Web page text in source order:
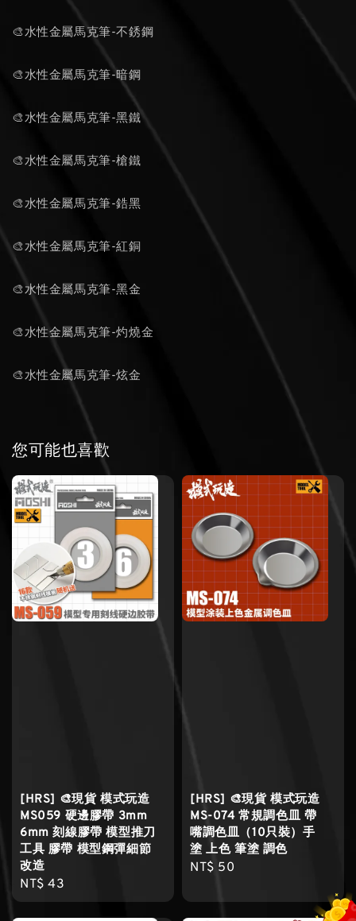
🎨水性金屬馬克筆-不銹鋼
🎨水性金屬馬克筆-暗鋼
🎨水性金屬馬克筆-黑鐵
🎨水性金屬馬克筆-槍鐵
🎨水性金屬馬克筆-鋯黑
🎨水性金屬馬克筆-紅銅
🎨水性金屬馬克筆-黑金
🎨水性金屬馬克筆-灼燒金
🎨水性金屬馬克筆-炫金
您可能也喜歡
[HRS] 🎨現貨 模式玩造
MS059 硬邊膠帶 3mm
6mm 刻線膠帶 模型推刀
工具 膠帶 模型鋼彈細節
改造
Regular
price
NT$ 43
[HRS] 🎨現貨 模式玩造
MS-074 常規調色皿 帶
嘴調色皿（10只裝）手
塗 上色 筆塗 調色
Regular
NT$ 50